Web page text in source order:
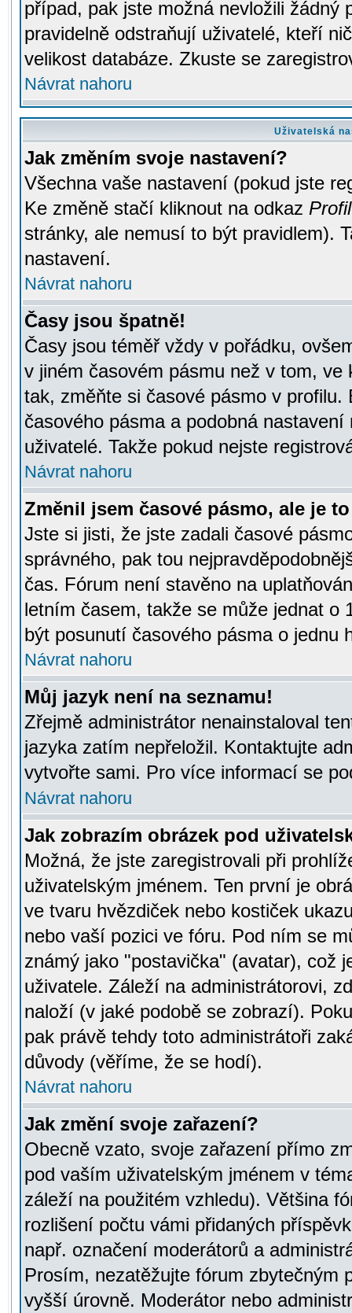
případ, pak jste možná nevložili žádný
pravidelně odstraňují uživatelé, kteří
velikost databáze. Zkuste se
Návrat nahoru
Uživatelská
Jak změním svoje nastavení?
Všechna vaše nastavení (pokud jste
Ke změně stačí kliknout na odkaz Profil
stránky, ale nemusí to být pravidlem).
nastavení.
Návrat nahoru
Časy jsou špatně!
Časy jsou téměř vždy v pořádku,
v jiném časovém pásmu než v tom,
tak, změňte si časové pásmo v
časového pásma a podobná
uživatelé. Takže pokud nejste
Návrat nahoru
Změnil jsem časové pásmo, ale je
Jste si jisti, že jste zadali časové
správného, pak tou
čas. Fórum není stavěno na
letním časem, takže se může jednat o
být posunutí časového pásma o jednu
Návrat nahoru
Můj jazyk není na seznamu!
Zřejmě administrátor nenainstaloval
jazyka zatím nepřeložil. Kontaktujte
vytvořte sami. Pro více informací se
Návrat nahoru
Jak zobrazím obrázek pod
Možná, že jste zaregistrovali při
uživatelským jménem. Ten první je
ve tvaru hvězdiček nebo kostiček
nebo vaší pozici ve fóru. Pod ním se
známý jako "postavička" (avatar), což
uživatele. Záleží na administrátorovi,
naloží (v jaké podobě se zobrazí).
pak právě tehdy toto administrátoři
důvody (věříme, že se hodí).
Návrat nahoru
Jak změní svoje zařazení?
Obecně vzato, svoje zařazení přímo
pod vaším uživatelským jménem v
záleží na použitém vzhledu). Většina
rozlišení počtu vámi přidaných
např. označení moderátorů a
Prosím, nezatěžujte fórum zbytečným
vyšší úrovně. Moderátor nebo